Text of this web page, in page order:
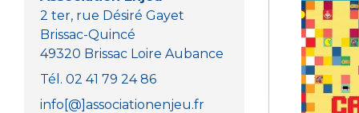
2 ter, rue Désiré Gayet
Brissac-Quincé
49320 Brissac Loire Aubance
Tél. 02 41 79 24 86
info[@]associationenjeu.fr